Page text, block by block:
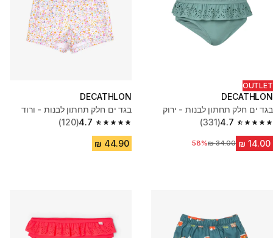
OUTLET
DECATHLON
בגד ים חלק תחתון לבנות - ירוק
4.7
4.7 out of 5 stars from 331 reviews
(331)
מחיר לפני הנחה‏34.00 ₪
58%
DECATHLON
בגד ים חלק תחתון לבנות - ורוד
4.7
4.7 out of 5 stars from 120 reviews
(120)